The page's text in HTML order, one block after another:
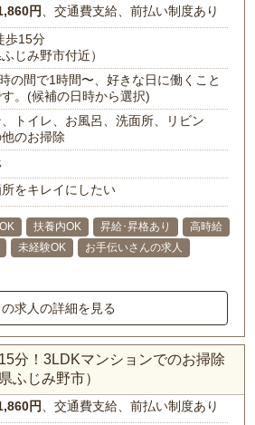
円 、交通費支給、前払い制度あり
歩15分
ふじみ野市付近）
の間で1時間〜、好きな日に働くこと
。(候補の日時から選択)
トイレ、お風呂、洗面所、リビン
のお掃除
をキレイにしたい
扶養内OK 昇給･昇格あり
高時給
未経験OK
お手伝いさんの求人
の求人の詳細を見る
分！3LDKマンションでのお掃除
ふじみ野市）
円 、交通費支給、前払い制度あり